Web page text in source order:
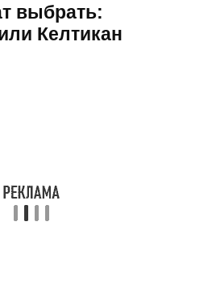
выбрать:
Келтикан